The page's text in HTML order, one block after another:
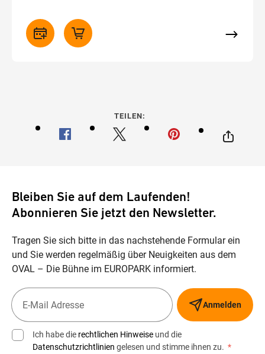
TEILEN:
Bleiben Sie auf dem Laufenden!
Abonnieren Sie jetzt den Newsletter.
Tragen Sie sich bitte in das nachstehende Formular ein
und Sie werden regelmäßig über Neuigkeiten aus dem
OVAL – Die Bühne im EUROPARK informiert.
Anmelden
Ich habe die rechtlichen Hinweise und die
Datenschutzrichtlinien gelesen und stimme ihnen zu. *